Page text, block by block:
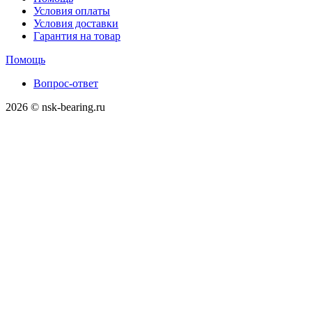
Условия оплаты
Условия доставки
Гарантия на товар
Помощь
Вопрос-ответ
2026 © nsk-bearing.ru